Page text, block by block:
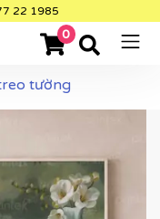
22 1985
0
tường